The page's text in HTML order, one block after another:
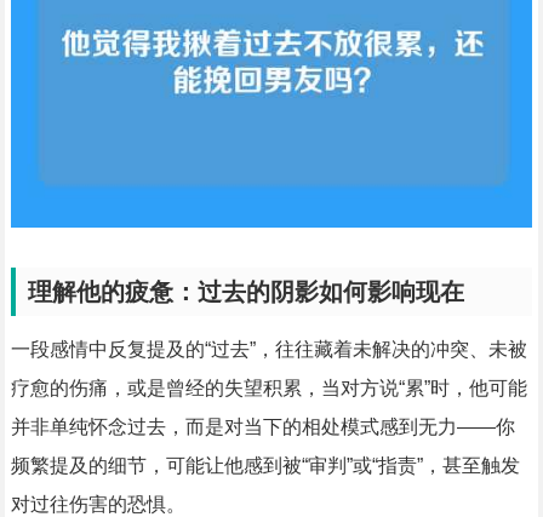
理解他的疲惫：过去的阴影如何影响现在
一段感情中反复提及的“过去”，往往藏着未解决的冲突、未被
疗愈的伤痛，或是曾经的失望积累，当对方说“累”时，他可能
并非单纯怀念过去，而是对当下的相处模式感到无力——你
频繁提及的细节，可能让他感到被“审判”或“指责”，甚至触发
对过往伤害的恐惧。